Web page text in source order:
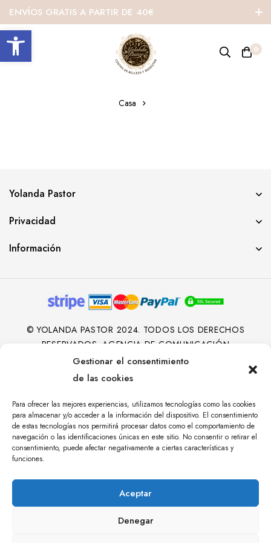
Abrir barra de herramientas
Gestionar el consentimiento
de las cookies
Para ofrecer las mejores experiencias, utilizamos tecnologías como las cookies
para almacenar y/o acceder a la información del dispositivo. El consentimiento
de estas tecnologías nos permitirá procesar datos como el comportamiento de
navegación o las identificaciones únicas en este sitio. No consentir o retirar el
consentimiento, puede afectar negativamente a ciertas características y
funciones.
Aceptar
Denegar
ENVÍOS GRATIS A PARTIR DE 40€
0
Casa
Yolanda Pastor
Privacidad
Información
© YOLANDA PASTOR 2024. TODOS LOS DERECHOS
RESERVADOS. AGENCIA DE COMUNICACIÓN
ÁNGULO TRES.